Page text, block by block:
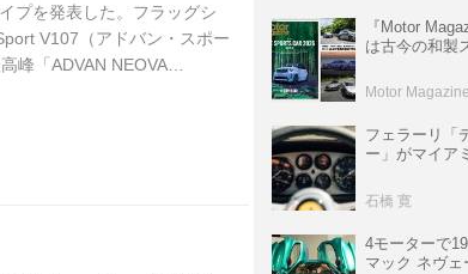
プを発表した。フラッグシ
V107（アドバン・スポー
峰「ADVAN NEOVA
れぞれ2022年3月と2022年
『Motor
は古今の和製
情報も満載
Motor
フェラーリ「
ー」がマイア
サ」に化けた
石橋 寛
4モーターで
マック ネヴェ